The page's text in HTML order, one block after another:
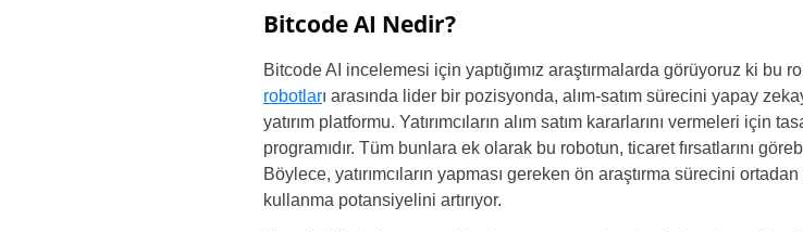
Bitcode AI Nedir?
Bitcode AI incelemesi için yaptığımız araştırmalarda görüyoruz ki bu
robotları arasında lider bir pozisyonda, alım-satım sürecini yapay
yatırım platformu. Yatırımcıların alım satım kararlarını vermeleri için
programıdır. Tüm bunlara ek olarak bu robotun, ticaret fırsatlarını
Böylece, yatırımcıların yapması gereken ön araştırma sürecini
kullanma potansiyelini artırıyor.